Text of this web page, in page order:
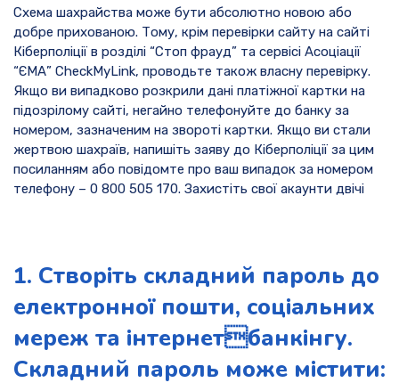
Схема шахрайства може бути абсолютно новою або
добре прихованою. Тому, крім перевірки сайту на сайті
Кіберполіції в розділі “Стоп фрауд” та сервісі Асоціації
“ЄМА” CheckMyLink, проводьте також власну перевірку.
Якщо ви випадково розкрили дані платіжної картки на
підозрілому сайті, негайно телефонуйте до банку за
номером, зазначеним на звороті картки. Якщо ви стали
жертвою шахраїв, напишіть заяву до Кіберполіції за цим
посиланням або повідомте про ваш випадок за номером
телефону – 0 800 505 170. Захистіть свої акаунти двічі
1. Створіть складний пароль до
електронної пошти, соціальних
мереж та інтернетбанкінгу.
Складний пароль може містити: